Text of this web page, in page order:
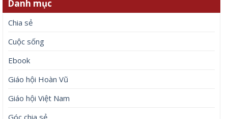
Danh mục
Chia sẻ
Cuộc sống
Ebook
Giáo hội Hoàn Vũ
Giáo hội Việt Nam